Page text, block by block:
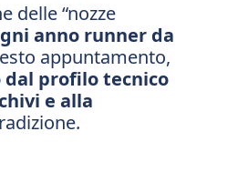
delle “nozze
anno runner da
appuntamento,
profilo tecnico
e alla